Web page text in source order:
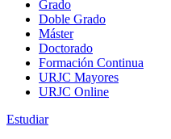
Grado
Doble Grado
Máster
Doctorado
Formación Continua
URJC Mayores
URJC Online
Estudiar